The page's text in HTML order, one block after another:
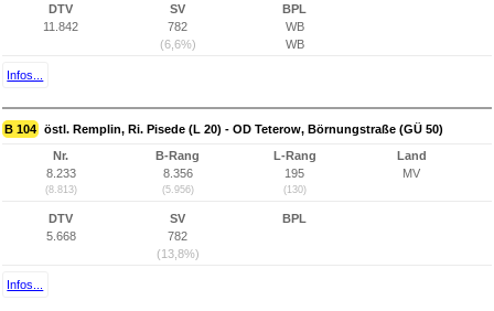
DTV
11.842
SV
782
(6,6%)
BPL
WB
WB
Infos...
B 104 östl. Remplin, Ri. Pisede (L 20) - OD Teterow, Börnungstraße (GÜ 50)
Nr.
8.233
(8.813)
B-Rang
8.356
(5.956)
L-Rang
195
(130)
Land
MV
DTV
5.668
SV
782
(13,8%)
BPL
Infos...